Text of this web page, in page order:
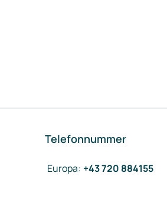
Telefonnummer
Europa: +43 720 884155